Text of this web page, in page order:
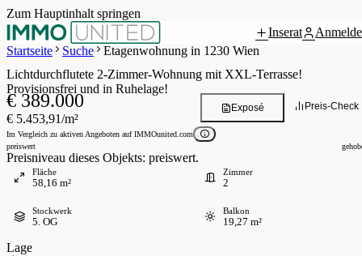
Zum Hauptinhalt springen
Inserat
Startseite
Suche Etagenwohnung in 1230 Wien
/ 13Grundriss
Lichtdurchflutete 2-Zimmer-Wohnung mit XXL-Terrasse!
Provisionsfrei und in Ruhelage!
€ 389.000
€ 5.453,91/m²
Im Vergleich zu aktiven Angeboten auf IMMOunited.com
preiswert
Preisniveau dieses Objekts: preiswert.
Preis-Check
Exposé
Fläche
58,16 m²
Zimmer
2
Stockwerk
5. OG
Balkon
19,27 m²
Lage